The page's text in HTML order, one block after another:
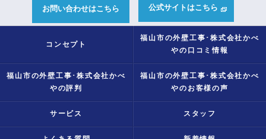
お問い合わせはこちら 公式サイトはこちら
コンセプト
福山市の外壁工事･株式会社かべ
やの口コミ情報
福山市の外壁工事･株式会社かべ
やの評判
福山市の外壁工事･株式会社かべ
やのお客様の声
サービス スタッフ